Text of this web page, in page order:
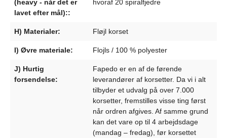
(heavy - når det er
lavet efter mål)::
hvoraf 20 spiralfjedre
H) Materialer: Fløjl korset
I) Øvre materiale: Flojls / 100 % polyester
J) Hurtig
forsendelse:
Fapedo er en af de førende
leverandører af korsetter. Da vi i alt
tilbyder et udvalg på over 7.000
korsetter, fremstilles visse ting først
når ordren afgives. Af samme grund
kan det vare op til 4 arbejdsdage
(mandag – fredag), før korsettet